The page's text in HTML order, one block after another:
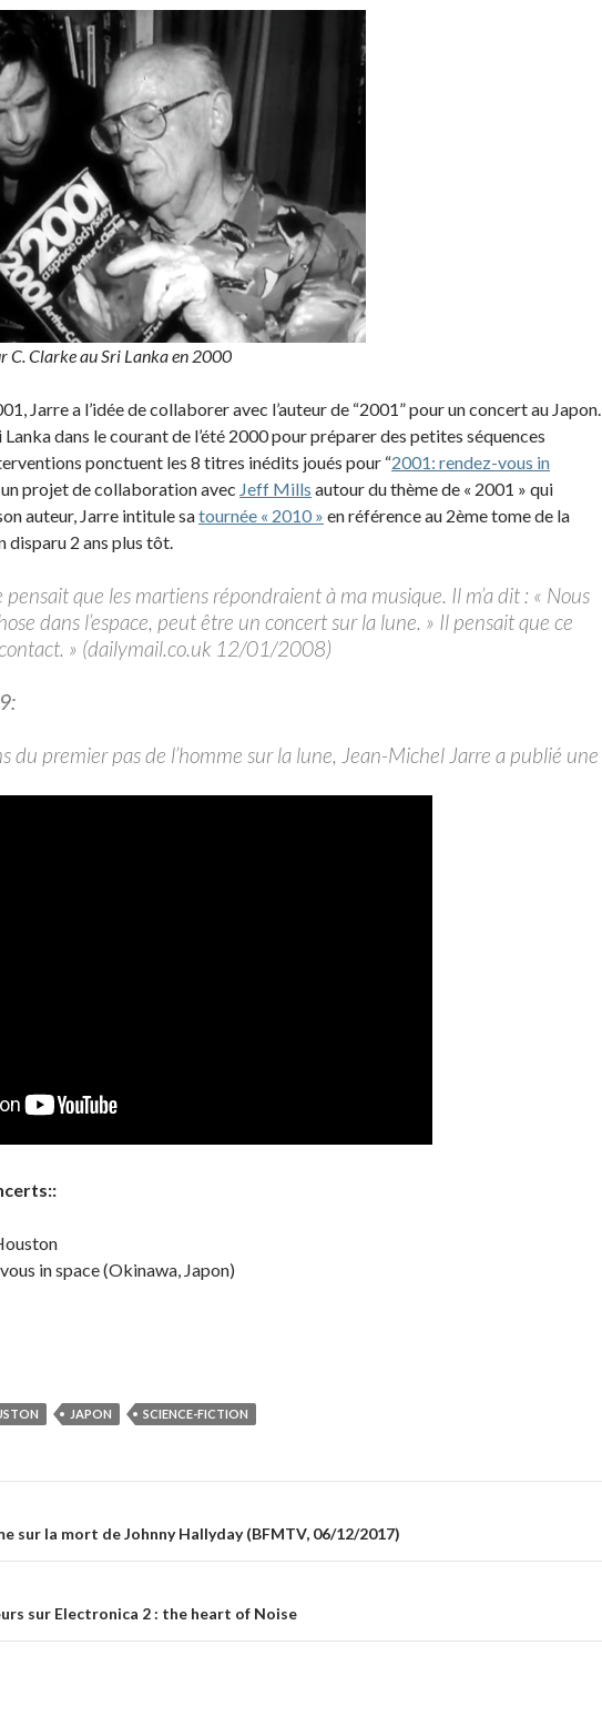
C. Clarke au Sri Lanka en 2000
Jarre a l’idée de collaborer avec l’auteur de “2001” pour un concert au Japon.
dans le courant de l’été 2000 pour préparer des petites séquences
ponctuent les 8 titres inédits joués pour “2001: rendez-vous in
projet de collaboration avec Jeff Mills autour du thème de « 2001 » qui
auteur, Jarre intitule satournée « 2010 » en référence au 2ème tome de la
disparu 2 ans plus tôt.
pensait que les martiens répondraient à ma musique. Il m’a dit : « Nous
dans l’espace, peut être un concert sur la lune. » Il pensait que ce
» (dailymail.co.uk 12/01/2008)
du premier pas de l’homme sur la lune, Jean-Michel Jarre a publié une
in space (Okinawa, Japon)
JAPON SCIENCE-FICTION
sur la mort de Johnny Hallyday (BFMTV, 06/12/2017)
sur Electronica 2 : the heart of Noise